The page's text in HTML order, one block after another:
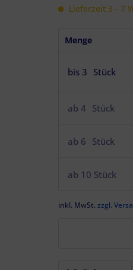
Lieferzeit 3 - 7
Menge
bis 3 Stück
ab 4 Stück
ab 6 Stück
ab 10 Stück
inkl. MwSt.zzgl.